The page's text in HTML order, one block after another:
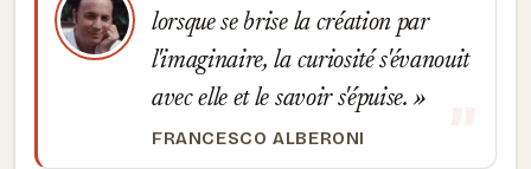
lorsque se brise la création par
l'imaginaire, la curiosité s'évanouit
avec elle et le savoir s'épuise.
FRANCESCO ALBERONI